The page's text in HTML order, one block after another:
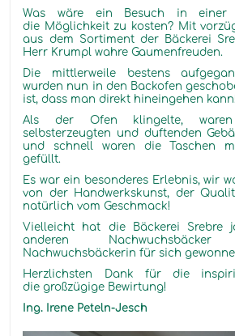
Was wäre ein Besuch in einer
die Möglichkeit zu kosten? Mit
aus dem Sortiment der Bäckerei
Herr Krumpl wahre Gaumenfreuden.
Die mittlerweile bestens
wurden nun in den Backofen
ist, dass man direkt hineingehen kann!
Als der Ofen klingelte,
selbsterzeugten und duftenden
und schnell waren die Taschen
gefüllt.
Es war ein besonderes Erlebnis, wir
von der Handwerkskunst, der
natürlich vom Geschmack!
Vielleicht hat die Bäckerei Srebre
anderen
Nachwuchsbäckerin für sich
Herzlichsten Dank für die
die großzügige Bewirtung!
Ing. Irene Peteln-Jesch